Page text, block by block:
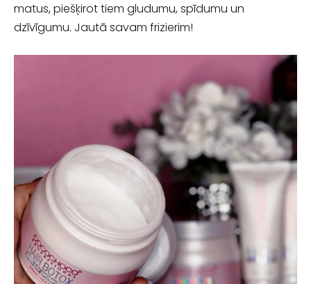
matus, piešķirot tiem gludumu, spīdumu un
dzīvīgumu. Jautā savam frizierim!